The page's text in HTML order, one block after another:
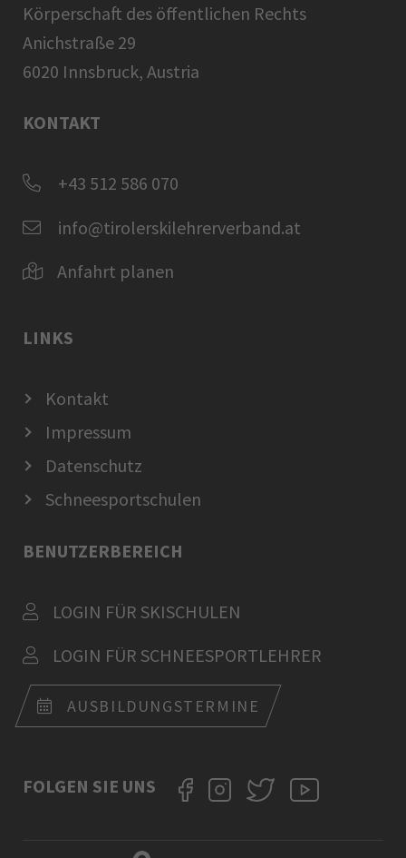
Körperschaft des öffentlichen Rechts
Anichstraße 29
6020 Innsbruck, Austria
KONTAKT
+43 512 586 070
info@tirolerskilehrerverband.at
Anfahrt planen
LINKS
Kontakt
Impressum
Datenschutz
Schneesportschulen
BENUTZERBEREICH
LOGIN FÜR SKISCHULEN
LOGIN FÜR SCHNEESPORTLEHRER
AUSBILDUNGSTERMINE
FOLGEN SIE UNS